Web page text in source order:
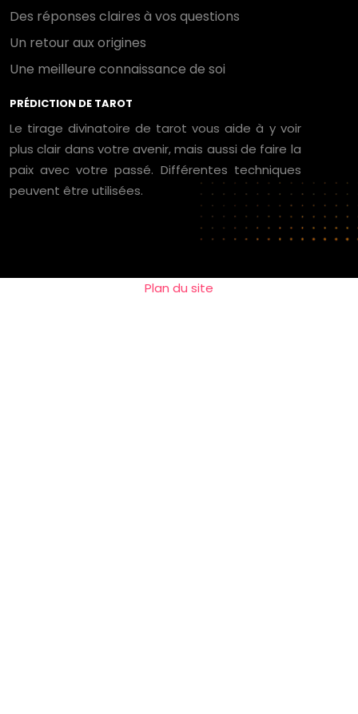
Des réponses claires à vos questions
Un retour aux origines
Une meilleure connaissance de soi
PRÉDICTION DE TAROT
Le tirage divinatoire de tarot vous aide à y voir
plus clair dans votre avenir, mais aussi de faire la
paix avec votre passé. Différentes techniques
peuvent être utilisées.
Plan du site